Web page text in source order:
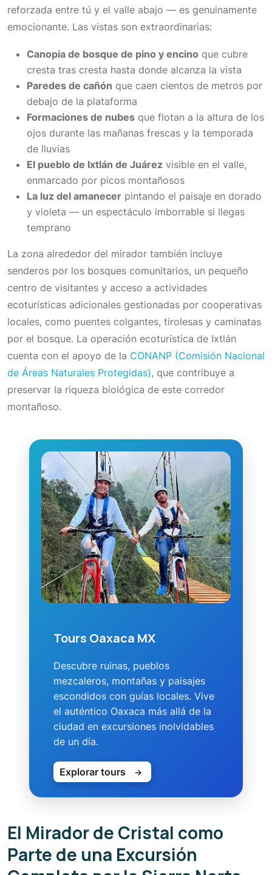
reforzada entre tú y el valle abajo — es genuinamente
emocionante. Las vistas son extraordinarias:
Canopia de bosque de pino y encino que cubre
cresta tras cresta hasta donde alcanza la vista
Paredes de cañón que caen cientos de metros por
debajo de la plataforma
Formaciones de nubes que flotan a la altura de los
ojos durante las mañanas frescas y la temporada
de lluvias
El pueblo de Ixtlán de Juárez visible en el valle,
enmarcado por picos montañosos
La luz del amanecer pintando el paisaje en dorado
y violeta — un espectáculo imborrable si llegas
temprano
La zona alrededor del mirador también incluye
senderos por los bosques comunitarios, un pequeño
centro de visitantes y acceso a actividades
ecoturísticas adicionales gestionadas por cooperativas
locales, como puentes colgantes, tirolesas y caminatas
por el bosque. La operación ecoturística de Ixtlán
cuenta con el apoyo de la CONANP (Comisión Nacional
de Áreas Naturales Protegidas), que contribuye a
preservar la riqueza biológica de este corredor
montañoso.
Tours Oaxaca MX
Descubre ruinas, pueblos
mezcaleros, montañas y paisajes
escondidos con guías locales. Vive
el auténtico Oaxaca más allá de la
ciudad en excursiones inolvidables
de un día.
Explorar tours →
El Mirador de Cristal como
Parte de una Excursión